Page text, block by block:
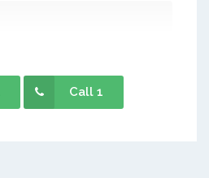
Call 1